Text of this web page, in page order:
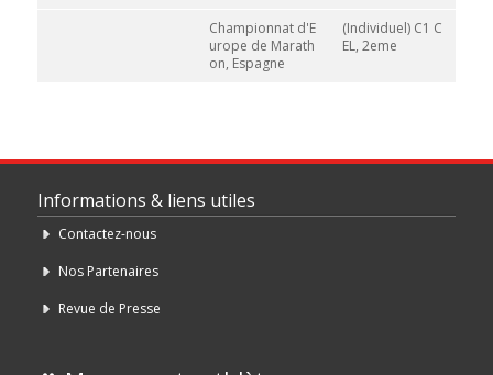
Championnat d'E
urope de Marath
on, Espagne
(Individuel) C1 C
EL, 2eme
Informations & liens utiles
Contactez-nous
Nos Partenaires
Revue de Presse